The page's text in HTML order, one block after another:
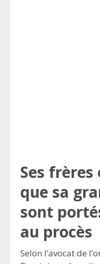
Ses
que sa
sont
au procès
Selon l’avocat de